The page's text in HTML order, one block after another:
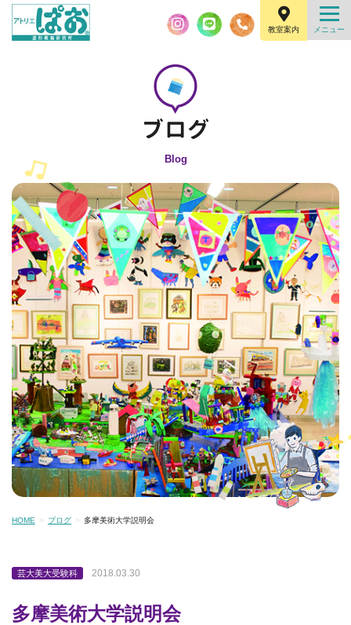
教室案内
Blog
HOME ブログ 多摩美術大学説明会
芸大美大受験科 2018.03.30
多摩美術大学説明会